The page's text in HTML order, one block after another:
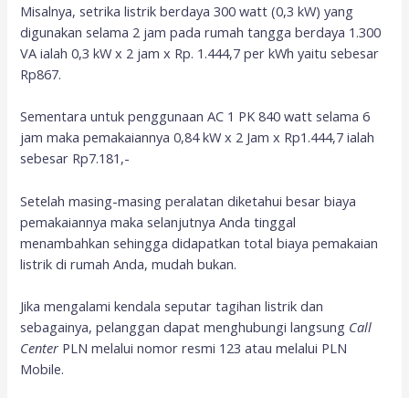
Misalnya, setrika listrik berdaya 300 watt (0,3 kW) yang
digunakan selama 2 jam pada rumah tangga berdaya 1.300
VA ialah 0,3 kW x 2 jam x Rp. 1.444,7 per kWh yaitu sebesar
Rp867.
Sementara untuk penggunaan AC 1 PK 840 watt selama 6
jam maka pemakaiannya 0,84 kW x 2 Jam x Rp1.444,7 ialah
sebesar Rp7.181,-
Setelah masing-masing peralatan diketahui besar biaya
pemakaiannya maka selanjutnya Anda tinggal
menambahkan sehingga didapatkan total biaya pemakaian
listrik di rumah Anda, mudah bukan.
Jika mengalami kendala seputar tagihan listrik dan
sebagainya, pelanggan dapat menghubungi langsung Call
Center PLN melalui nomor resmi 123 atau melalui PLN
Mobile.